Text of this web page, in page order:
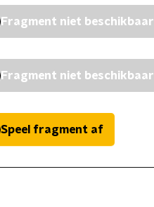
Fragment niet beschikbaar
Fragment niet beschikbaar
Speel fragment af